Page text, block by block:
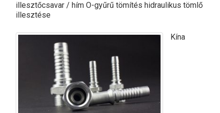
illesztőcsavar / hím O-gyűrű tömítés hidraulikus tömlő
illesztése
Kína